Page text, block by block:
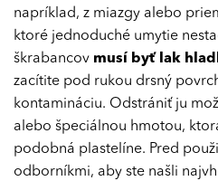
napríklad, z miazgy alebo
ktoré jednoduché umytie
škrabancov musí byť lak
zacítite pod rukou drsný
kontamináciu. Odstrániť ju
alebo špeciálnou hmotou,
podobná plastelíne. Pred
odborníkmi, aby ste našli